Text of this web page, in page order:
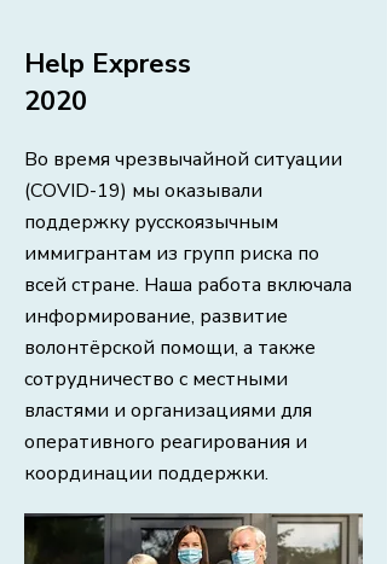
Help Express
2020
Во время чрезвычайной ситуации
(COVID-19) мы оказывали
поддержку русскоязычным
иммигрантам из групп риска по
всей стране. Наша работа включала
информирование, развитие
волонтёрской помощи, а также
сотрудничество с местными
властями и организациями для
оперативного реагирования и
координации поддержки.